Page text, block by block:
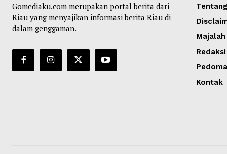
Gomediaku.com merupakan portal berita dari
Riau yang menyajikan informasi berita Riau di
dalam genggaman.
Tentang
Redaksi
Kontak